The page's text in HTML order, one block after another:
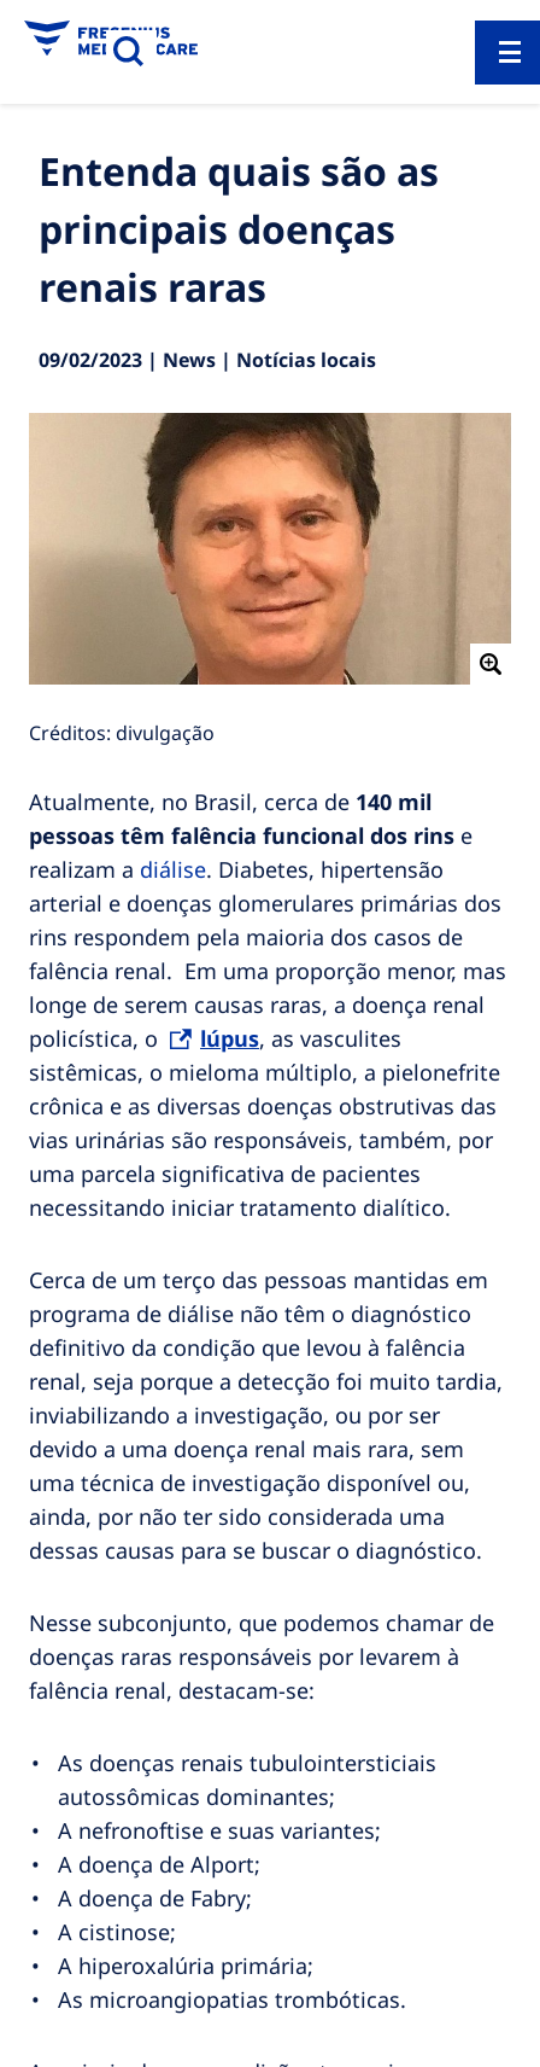
Entenda quais são as
principais doenças
renais raras
09/02/2023 | News | Notícias locais
Créditos: divulgação
Atualmente, no Brasil, cerca de 140 mil
pessoas têm falência funcional dos rins e
realizam a diálise. Diabetes, hipertensão
arterial e doenças glomerulares primárias dos
rins respondem pela maioria dos casos de
falência renal. Em uma proporção menor, mas
longe de serem causas raras, a doença renal
policística, o
lúpus, as vasculites
sistêmicas, o mieloma múltiplo, a pielonefrite
crônica e as diversas doenças obstrutivas das
vias urinárias são responsáveis, também, por
uma parcela significativa de pacientes
necessitando iniciar tratamento dialítico.
Cerca de um terço das pessoas mantidas em
programa de diálise não têm o diagnóstico
definitivo da condição que levou à falência
renal, seja porque a detecção foi muito tardia,
inviabilizando a investigação, ou por ser
devido a uma doença renal mais rara, sem
uma técnica de investigação disponível ou,
ainda, por não ter sido considerada uma
dessas causas para se buscar o diagnóstico.
Nesse subconjunto, que podemos chamar de
doenças raras responsáveis por levarem à
falência renal, destacam-se:
As doenças renais tubulointersticiais
autossômicas dominantes;
A nefronoftise e suas variantes;
A doença de Alport;
A doença de Fabry;
A cistinose;
A hiperoxalúria primária;
As microangiopatias trombóticas.